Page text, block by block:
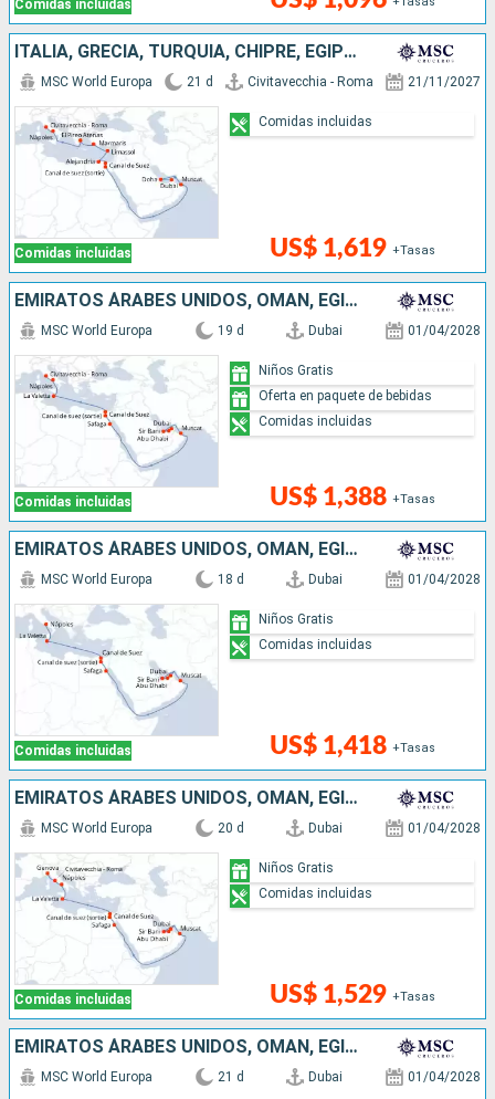
Comidas incluidas
ITALIA, GRECIA, TURQUÍA, CHIPRE, EGIPTO, OMAN, QATAR, EMIRATOS ÁRABES UNIDOS
Comidas incluidas
MSC World Europa 21 d Civitavecchia - Roma 21/11/2027
US$ 1,619 +Tasas
Comidas incluidas
EMIRATOS ÁRABES UNIDOS, OMAN, EGIPTO, MALTA, ITALIA
Comidas incluidas
MSC World Europa 19 d Dubai 01/04/2028
US$ 1,388 +Tasas
Niños Gratis
Oferta en paquete de bebidas
Comidas incluidas
EMIRATOS ÁRABES UNIDOS, OMAN, EGIPTO, MALTA, ITALIA
Comidas incluidas
MSC World Europa 18 d Dubai 01/04/2028
US$ 1,418 +Tasas
Niños Gratis
Comidas incluidas
EMIRATOS ÁRABES UNIDOS, OMAN, EGIPTO, MALTA, ITALIA
Comidas incluidas
MSC World Europa 20 d Dubai 01/04/2028
US$ 1,529 +Tasas
Niños Gratis
Comidas incluidas
EMIRATOS ÁRABES UNIDOS, OMAN, EGIPTO, MALTA, ITALIA, FRANCIA
MSC World Europa 21 d Dubai 01/04/2028